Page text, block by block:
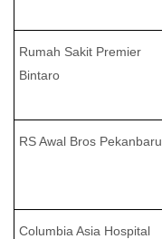
Rumah Sakit Premier
Bintaro
RS Awal Bros Pekanbaru
Columbia Asia Hospital